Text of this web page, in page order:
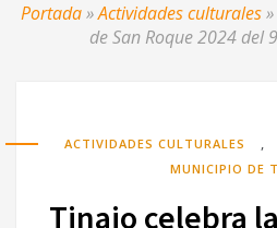
Portada»Actividades culturales»
de San Roque 2024 del
ACTIVIDADES CULTURALES ,
MUNICIPIO DE
Tinajo celebra